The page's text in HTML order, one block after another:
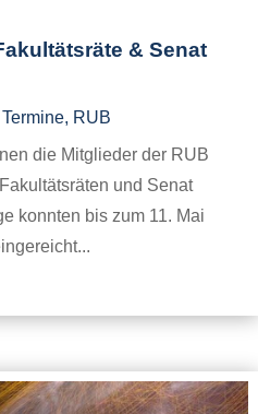
& Senat
Termine, RUB
die Mitglieder der RUB
und Senat
konnten bis zum 11. Mai